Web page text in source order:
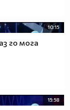
10:15
го мога
15:58